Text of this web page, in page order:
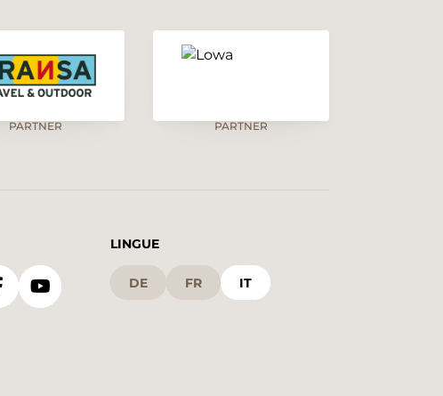
PARTNER PARTNER
LINGUE
DE FR IT